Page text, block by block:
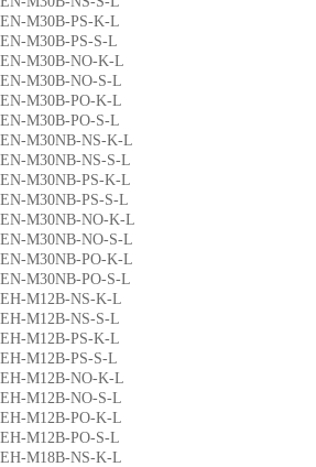
M30B-PS-K-L
M30B-PS-S-L
M30B-NO-K-L
M30B-NO-S-L
M30B-PO-K-L
M30B-PO-S-L
M30NB-NS-K-L
M30NB-NS-S-L
M30NB-PS-K-L
M30NB-PS-S-L
M30NB-NO-K-L
M30NB-NO-S-L
M30NB-PO-K-L
M30NB-PO-S-L
M12B-NS-K-L
M12B-NS-S-L
M12B-PS-K-L
M12B-PS-S-L
M12B-NO-K-L
M12B-NO-S-L
M12B-PO-K-L
M12B-PO-S-L
M18B-NS-K-L